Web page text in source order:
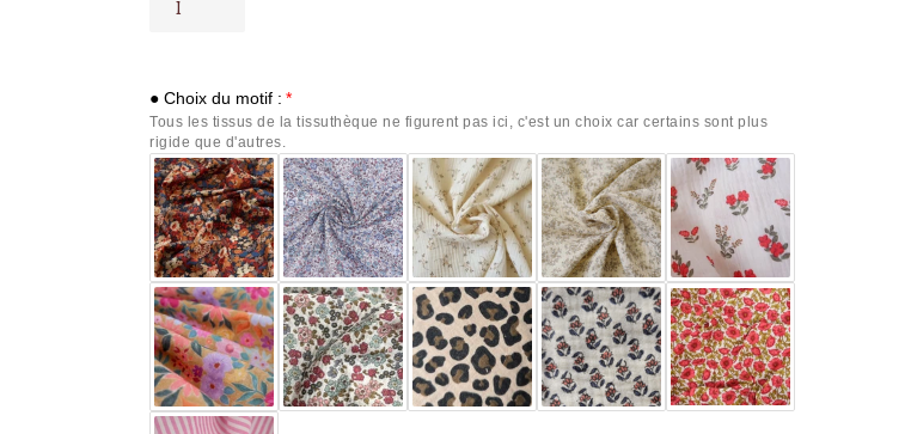
● Choix du motif :
Tous les tissus de la tissuthèque ne figurent pas ici, c'est un choix car certains sont plus
rigide que d'autres.